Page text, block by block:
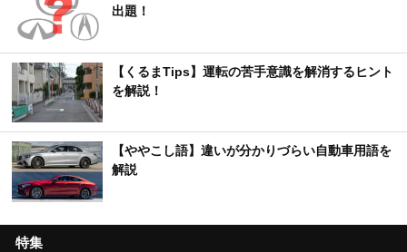
出題！
【くるまTips】運転の苦手意識を解消するヒント
を解説！
【ややこし語】違いが分かりづらい自動車用語を
解説
特集